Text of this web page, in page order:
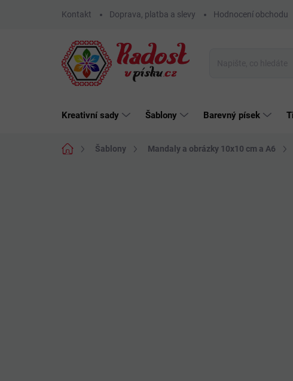
Kontakt Doprava, platba a slevy Hodnocení obchodu
Kreativní sady Šablony Barevný písek
Domů Šablony Mandaly a obrázky 10x10 cm a A6